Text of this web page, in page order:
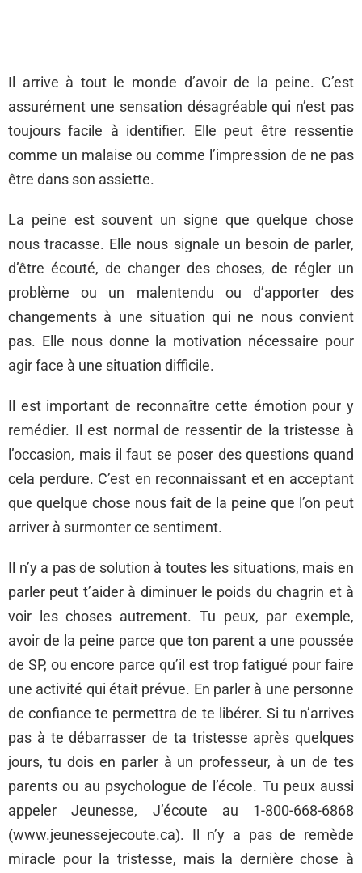
Il arrive à tout le monde d’avoir de la peine. C’est
assurément une sensation désagréable qui n’est pas
toujours facile à identifier. Elle peut être ressentie
comme un malaise ou comme l’impression de ne pas
être dans son assiette.
La peine est souvent un signe que quelque chose
nous tracasse. Elle nous signale un besoin de parler,
d’être écouté, de changer des choses, de régler un
problème ou un malentendu ou d’apporter des
changements à une situation qui ne nous convient
pas. Elle nous donne la motivation nécessaire pour
agir face à une situation difficile.
Il est important de reconnaître cette émotion pour y
remédier. Il est normal de ressentir de la tristesse à
l’occasion, mais il faut se poser des questions quand
cela perdure. C’est en reconnaissant et en acceptant
que quelque chose nous fait de la peine que l’on peut
arriver à surmonter ce sentiment.
Il n’y a pas de solution à toutes les situations, mais en
parler peut t’aider à diminuer le poids du chagrin et à
voir les choses autrement. Tu peux, par exemple,
avoir de la peine parce que ton parent a une poussée
de SP, ou encore parce qu’il est trop fatigué pour faire
une activité qui était prévue. En parler à une personne
de confiance te permettra de te libérer. Si tu n’arrives
pas à te débarrasser de ta tristesse après quelques
jours, tu dois en parler à un professeur, à un de tes
parents ou au psychologue de l’école. Tu peux aussi
appeler Jeunesse, J’écoute au 1-800-668-6868
(www.jeunessejecoute.ca). Il n’y a pas de remède
miracle pour la tristesse, mais la dernière chose à